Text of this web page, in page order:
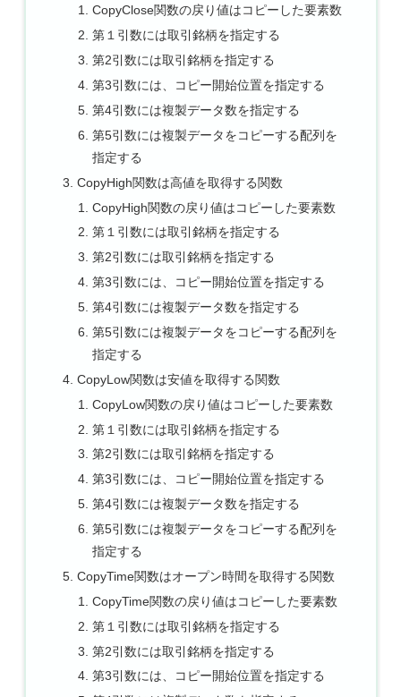
CopyClose関数の戻り値はコピーした要素数
第１引数には取引銘柄を指定する
第2引数には取引銘柄を指定する
第3引数には、コピー開始位置を指定する
第4引数には複製データ数を指定する
第5引数には複製データをコピーする配列を
指定する
CopyHigh関数は高値を取得する関数
CopyHigh関数の戻り値はコピーした要素数
第１引数には取引銘柄を指定する
第2引数には取引銘柄を指定する
第3引数には、コピー開始位置を指定する
第4引数には複製データ数を指定する
第5引数には複製データをコピーする配列を
指定する
CopyLow関数は安値を取得する関数
CopyLow関数の戻り値はコピーした要素数
第１引数には取引銘柄を指定する
第2引数には取引銘柄を指定する
第3引数には、コピー開始位置を指定する
第4引数には複製データ数を指定する
第5引数には複製データをコピーする配列を
指定する
CopyTime関数はオープン時間を取得する関数
CopyTime関数の戻り値はコピーした要素数
第１引数には取引銘柄を指定する
第2引数には取引銘柄を指定する
第3引数には、コピー開始位置を指定する